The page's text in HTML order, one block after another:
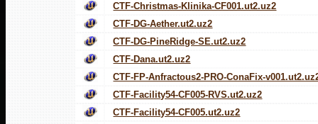
CTF-Christmas-Klinika-CF001.ut2.uz2
CTF-DG-Aether.ut2.uz2
CTF-DG-PineRidge-SE.ut2.uz2
CTF-Dana.ut2.uz2
CTF-FP-Anfractous2-PRO-ConaFix-
CTF-Facility54-CF005-RVS.ut2.uz2
CTF-Facility54-CF005.ut2.uz2